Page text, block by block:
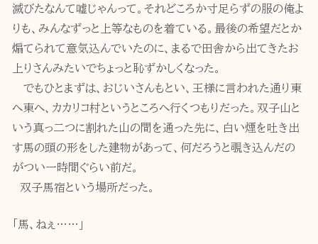
滅びたなんて嘘じゃんって。それどころか寸足らずの服の俺よ
りも、みんなずっと上等なものを着ている。最後の希望だとか
煽てられて意気込んでいたのに、まるで田舎から出てきたお
上りさんみたいでちょっと恥ずかしくなった。
でもひとまずは、おじいさんもとい、王様に言われた通り東
へ東へ、カカリコ村というところへ行くつもりだった。双子山と
いう真っ二つに割れた山の間を通った先に、白い煙を吐き出
す馬の頭の形をした建物があって、何だろうと覗き込んだの
がつい一時間ぐらい前だ。
双子馬宿という場所だった。
「馬、ねぇ……」